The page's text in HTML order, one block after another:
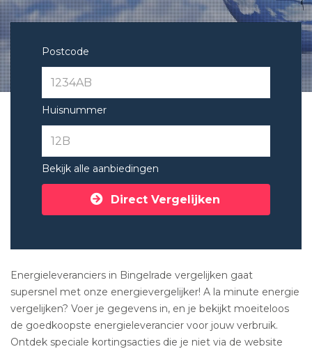
Postcode
Huisnummer
Bekijk alle aanbiedingen
Direct Vergelijken
Energieleveranciers in Bingelrade vergelijken gaat
supersnel met onze energievergelijker! A la minute energie
vergelijken? Voer je gegevens in, en je bekijkt moeiteloos
de goedkoopste energieleverancier voor jouw verbruik.
Ontdek speciale kortingsacties die je niet via de website